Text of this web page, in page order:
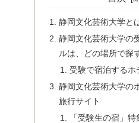
静岡文化芸術大学と
静岡文化芸術大学の
ルは、どの場所で探
受験で宿泊するホ
静岡文化芸術大学の
旅行サイト
「受験生の宿」